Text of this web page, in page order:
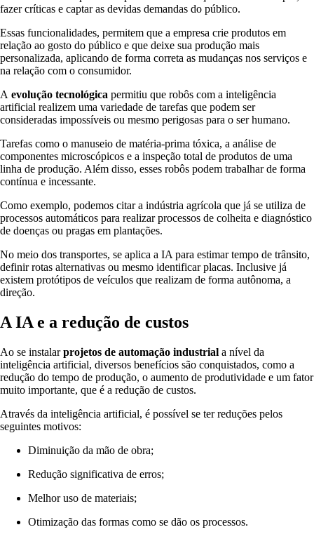
fazer críticas e captar as devidas demandas do público.
Essas funcionalidades, permitem que a empresa crie produtos em
relação ao gosto do público e que deixe sua produção mais
personalizada, aplicando de forma correta as mudanças nos serviços e
na relação com o consumidor.
A evolução tecnológica permitiu que robôs com a inteligência
artificial realizem uma variedade de tarefas que podem ser
consideradas impossíveis ou mesmo perigosas para o ser humano.
Tarefas como o manuseio de matéria-prima tóxica, a análise de
componentes microscópicos e a inspeção total de produtos de uma
linha de produção. Além disso, esses robôs podem trabalhar de forma
contínua e incessante.
Como exemplo, podemos citar a indústria agrícola que já se utiliza de
processos automáticos para realizar processos de colheita e diagnóstico
de doenças ou pragas em plantações.
No meio dos transportes, se aplica a IA para estimar tempo de trânsito,
definir rotas alternativas ou mesmo identificar placas. Inclusive já
existem protótipos de veículos que realizam de forma autônoma, a
direção.
A IA e a redução de custos
Ao se instalarprojetos de automação industrial a nível da
inteligência artificial, diversos benefícios são conquistados, como a
redução do tempo de produção, o aumento de produtividade e um fator
muito importante, que é a redução de custos.
Através da inteligência artificial, é possível se ter reduções pelos
seguintes motivos:
Diminuição da mão de obra;
Redução significativa de erros;
Melhor uso de materiais;
Otimização das formas como se dão os processos.